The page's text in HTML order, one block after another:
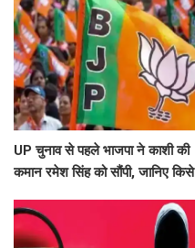
UP चुनाव से पहले भाजपा ने काशी की
कमान रमेश सिंह को सौंपी, जानिए किसे